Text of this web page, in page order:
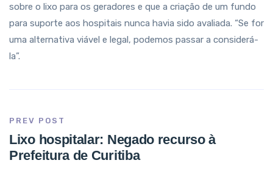
sobre o lixo para os geradores e que a criação de um fundo
para suporte aos hospitais nunca havia sido avaliada. “Se for
uma alternativa viável e legal, podemos passar a considerá-
la”.
PREV POST
Lixo hospitalar: Negado recurso à
Prefeitura de Curitiba